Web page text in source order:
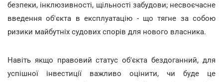
безпеки, інклюзивності, щільності забудови; несвоєчасне
введення об'єкта в експлуатацію - що тягне за собою
ризики майбутніх судових спорів для нового власника.
Навіть якщо правовий статус об'єкта бездоганний, для
успішної інвестиції важливо оцінити, чи буде це